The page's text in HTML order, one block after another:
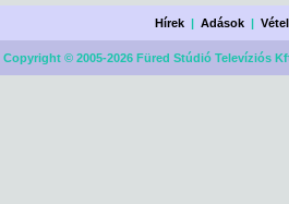
Hírek |Adások |
© 2005-2026 Füred Stúdió Televíziós